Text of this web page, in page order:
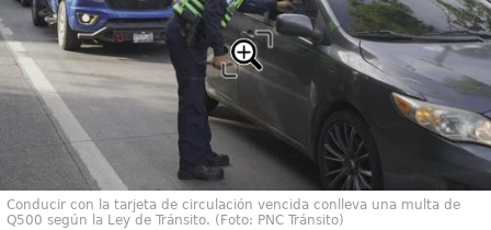
Conducir con la tarjeta de circulación vencida conlleva una multa de
Q500 según la Ley de Tránsito. (Foto: PNC Tránsito)